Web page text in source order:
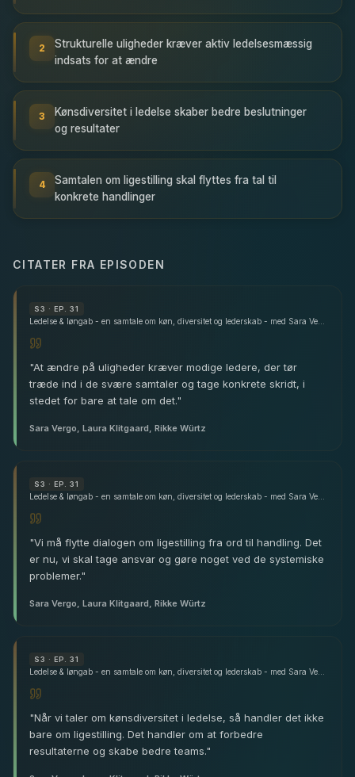
2
Strukturelle uligheder kræver aktiv ledelsesmæssig
indsats for at ændre
3
Kønsdiversitet i ledelse skaber bedre beslutninger
og resultater
4
Samtalen om ligestilling skal flyttes fra tal til
konkrete handlinger
CITATER FRA EPISODEN
S3 · EP. 31
"At ændre på uligheder kræver modige ledere, der tør
træde ind i de svære samtaler og tage konkrete skridt, i
stedet for bare at tale om det."
Sara Vergo, Laura Klitgaard, Rikke Würtz
S3 · EP. 31
"Vi må flytte dialogen om ligestilling fra ord til handling. Det
er nu, vi skal tage ansvar og gøre noget ved de systemiske
problemer."
Sara Vergo, Laura Klitgaard, Rikke Würtz
S3 · EP. 31
"Når vi taler om kønsdiversitet i ledelse, så handler det ikke
bare om ligestilling. Det handler om at forbedre
resultaterne og skabe bedre teams."